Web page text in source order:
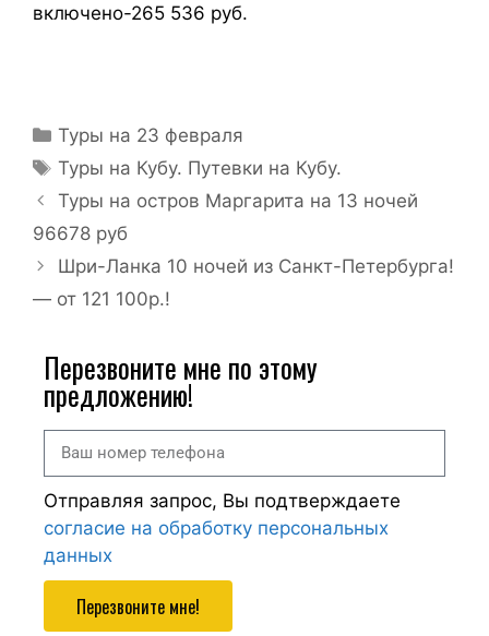
включено-265 536 руб.
Туры на 23 февраля
Туры на Кубу. Путевки на Кубу.
Туры на остров Маргарита на 13 ночей
96678 руб
Шри-Ланка 10 ночей из Санкт-Петербурга!
— от 121 100р.!
Перезвоните мне по этому
предложению!
Отправляя запрос, Вы подтверждаете
согласие на обработку персональных
данных
Перезвоните мне!